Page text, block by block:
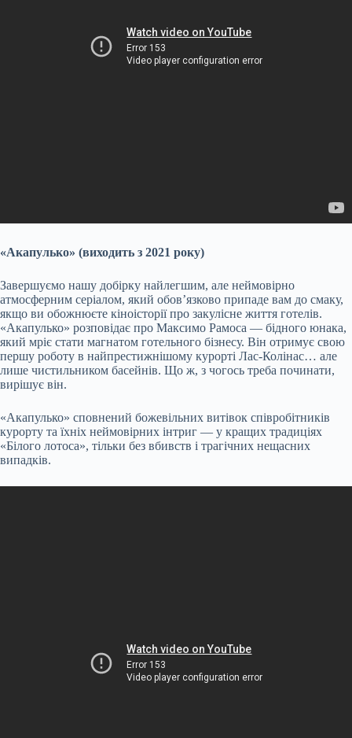
«Акапулько» (виходить з 2021 року)
Завершуємо нашу добірку найлегшим, але неймовірно
атмосферним серіалом, який обов’язково припаде вам до смаку,
якщо ви обожнюєте кіноісторії про закулісне життя готелів.
«Акапулько» розповідає про Максимо Рамоса — бідного юнака,
який мріє стати магнатом готельного бізнесу. Він отримує свою
першу роботу в найпрестижнішому курорті Лас-Колінас… але
лише чистильником басейнів. Що ж, з чогось треба починати,
вирішує він.
«Акапулько» сповнений божевільних витівок співробітників
курорту та їхніх неймовірних інтриг — у кращих традиціях
«Білого лотоса», тільки без вбивств і трагічних нещасних
випадків.